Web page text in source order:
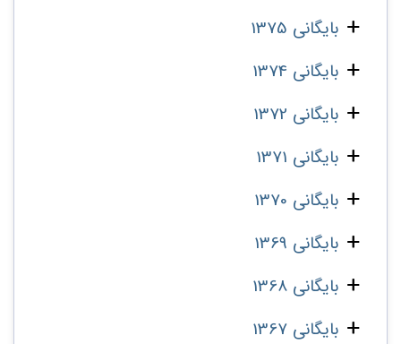
بایگانی 1375
بایگانی 1374
بایگانی 1372
بایگانی 1371
بایگانی 1370
بایگانی 1369
بایگانی 1368
بایگانی 1367